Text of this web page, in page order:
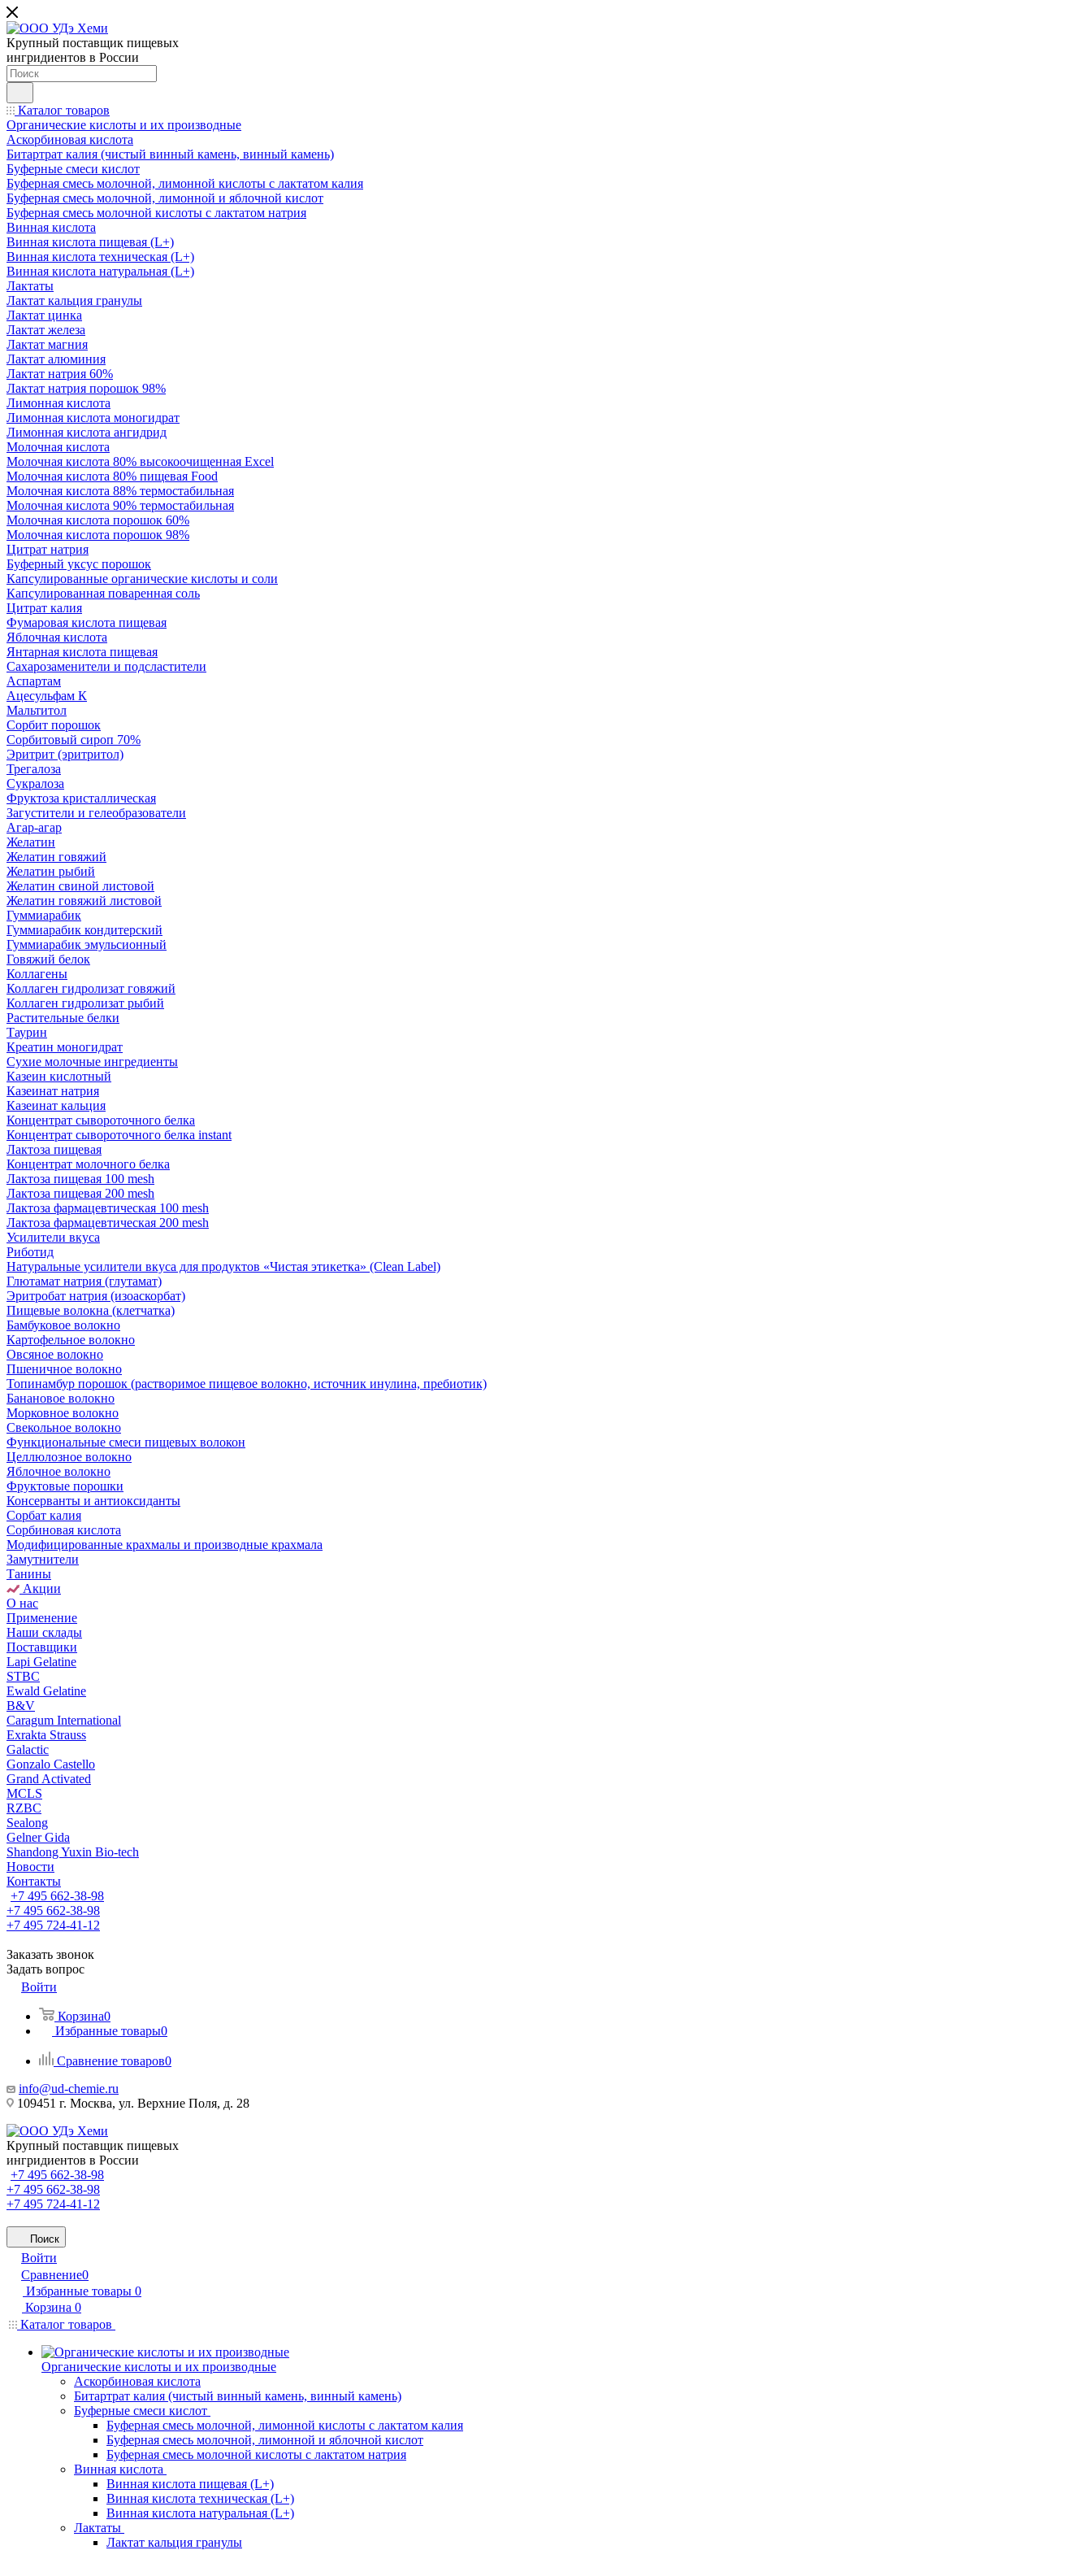
Крупный поставщик пищевых
ингридиентов в России
Каталог товаров
Органические кислоты и их производные
Аскорбиновая кислота
Битартрат калия (чистый винный камень, винный камень)
Буферные смеси кислот
Буферная смесь молочной, лимонной кислоты с лактатом калия
Буферная смесь молочной, лимонной и яблочной кислот
Буферная смесь молочной кислоты с лактатом натрия
Винная кислота
Винная кислота пищевая (L+)
Винная кислота техническая (L+)
Винная кислота натуральная (L+)
Лактаты
Лактат кальция гранулы
Лактат цинка
Лактат железа
Лактат магния
Лактат алюминия
Лактат натрия 60%
Лактат натрия порошок 98%
Лимонная кислота
Лимонная кислота моногидрат
Лимонная кислота ангидрид
Молочная кислота
Молочная кислота 80% высокоочищенная Excel
Молочная кислота 80% пищевая Food
Молочная кислота 88% термостабильная
Молочная кислота 90% термостабильная
Молочная кислота порошок 60%
Молочная кислота порошок 98%
Цитрат натрия
Буферный уксус порошок
Капсулированные органические кислоты и соли
Капсулированная поваренная соль
Цитрат калия
Фумаровая кислота пищевая
Яблочная кислота
Янтарная кислота пищевая
Сахарозаменители и подсластители
Аспартам
Ацесульфам К
Мальтитол
Сорбит порошок
Сорбитовый сироп 70%
Эритрит (эритритол)
Трегалоза
Сукралоза
Фруктоза кристаллическая
Загустители и гелеобразователи
Агар-агар
Желатин
Желатин говяжий
Желатин рыбий
Желатин свиной листовой
Желатин говяжий листовой
Гуммиарабик
Гуммиарабик кондитерский
Гуммиарабик эмульсионный
Говяжий белок
Коллагены
Коллаген гидролизат говяжий
Коллаген гидролизат рыбий
Растительные белки
Таурин
Креатин моногидрат
Сухие молочные ингредиенты
Казеин кислотный
Казеинат натрия
Казеинат кальция
Концентрат сывороточного белка
Концентрат сывороточного белка instant
Лактоза пищевая
Концентрат молочного белка
Лактоза пищевая 100 mesh
Лактоза пищевая 200 mesh
Лактоза фармацевтическая 100 mesh
Лактоза фармацевтическая 200 mesh
Усилители вкуса
Риботид
Натуральные усилители вкуса для продуктов «Чистая этикетка» (Clean Label)
Глютамат натрия (глутамат)
Эритробат натрия (изоаскорбат)
Пищевые волокна (клетчатка)
Бамбуковое волокно
Картофельное волокно
Овсяное волокно
Пшеничное волокно
Топинамбур порошок (растворимое пищевое волокно, источник инулина, пребиотик)
Банановое волокно
Морковное волокно
Свекольное волокно
Функциональные смеси пищевых волокон
Целлюлозное волокно
Яблочное волокно
Фруктовые порошки
Консерванты и антиоксиданты
Сорбат калия
Сорбиновая кислота
Модифицированные крахмалы и производные крахмала
Замутнители
Танины
Акции
О нас
Применение
Наши склады
Поставщики
Lapi Gelatine
STBC
Ewald Gelatine
B&V
Caragum International
Exrakta Strauss
Galactic
Gonzalo Castello
Grand Activated
MCLS
RZBC
Sealong
Gelner Gida
Shandong Yuxin Bio-tech
Новости
Контакты
+7 495 662-38-98
+7 495 662-38-98
+7 495 724-41-12
Заказать звонок
Задать вопрос
Войти
Корзина0
Избранные товары0
Сравнение товаров0
info@ud-chemie.ru
109451 г. Москва, ул. Верхние Поля, д. 28
Крупный поставщик пищевых
ингридиентов в России
+7 495 662-38-98
+7 495 662-38-98
+7 495 724-41-12
Поиск
Войти
Сравнение0
Избранные товары 0
Корзина 0
Каталог товаров
Органические кислоты и их производные
Аскорбиновая кислота
Битартрат калия (чистый винный камень, винный камень)
Буферные смеси кислот
Буферная смесь молочной, лимонной кислоты с лактатом калия
Буферная смесь молочной, лимонной и яблочной кислот
Буферная смесь молочной кислоты с лактатом натрия
Винная кислота
Винная кислота пищевая (L+)
Винная кислота техническая (L+)
Винная кислота натуральная (L+)
Лактаты
Лактат кальция гранулы